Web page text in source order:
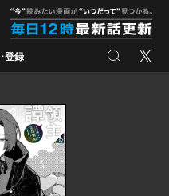
登録 検索 X